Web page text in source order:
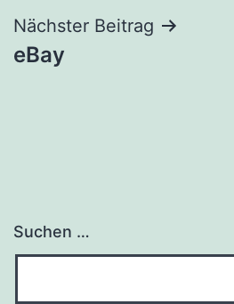
Nächster Beitrag
eBay
Suchen …